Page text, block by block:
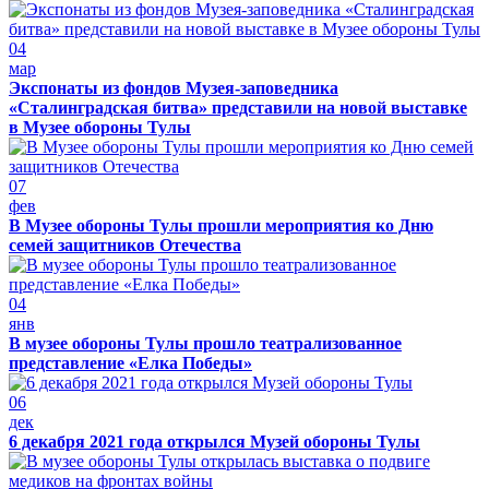
04
мар
Экспонаты из фондов Музея-заповедника
«Сталинградская битва» представили на новой выставке
в Музее обороны Тулы
07
фев
В Музее обороны Тулы прошли мероприятия ко Дню
семей защитников Отечества
04
янв
В музее обороны Тулы прошло театрализованное
представление «Елка Победы»
06
дек
6 декабря 2021 года открылся Музей обороны Тулы